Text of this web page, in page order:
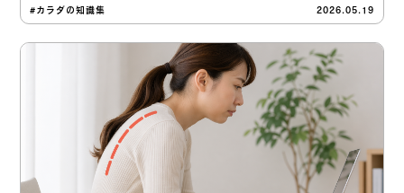
#カラダの知識集 2026.05.19